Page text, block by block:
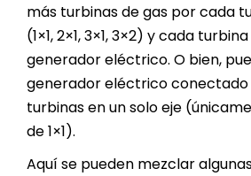
más turbinas de gas por cada
(1×1, 2×1, 3×1, 3×2) y cada
generador eléctrico. O bien,
generador eléctrico conectado
turbinas en un solo eje
de 1×1).
Aquí se pueden mezclar